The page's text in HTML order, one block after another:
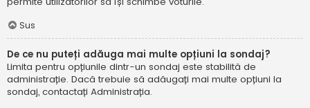
Sus
De ce nu puteți adăuga mai multe opțiuni la sondaj?
Limita pentru opțiunile dintr-un sondaj este stabilită de
administrație. Dacă trebuie să adăugați mai multe opțiuni la
sondaj, contactați Administrația.